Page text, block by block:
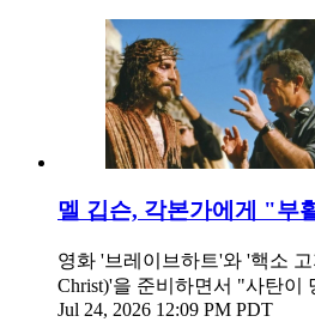
멜 깁슨, 각본가에게 "부
영화 '브레이브하트'와 '핵소
Christ)'을 준비하면서 "사탄
Jul 24, 2026 12:09 PM PDT